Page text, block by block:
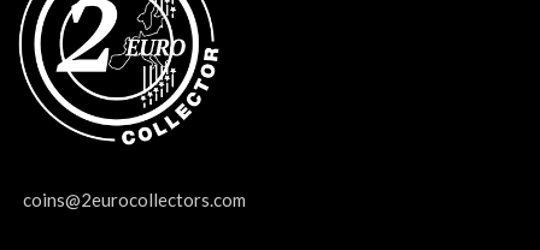
coins@2eurocollectors.com